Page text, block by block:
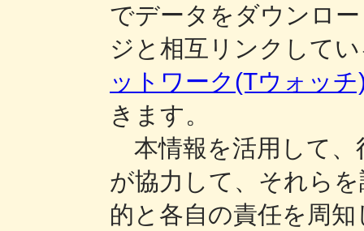
でデータをダウンロ
ジと相互リンクして
ットワーク(Tウォッチ
きます。
本情報を活用して、
が協力して、それら
的と各自の責任を周